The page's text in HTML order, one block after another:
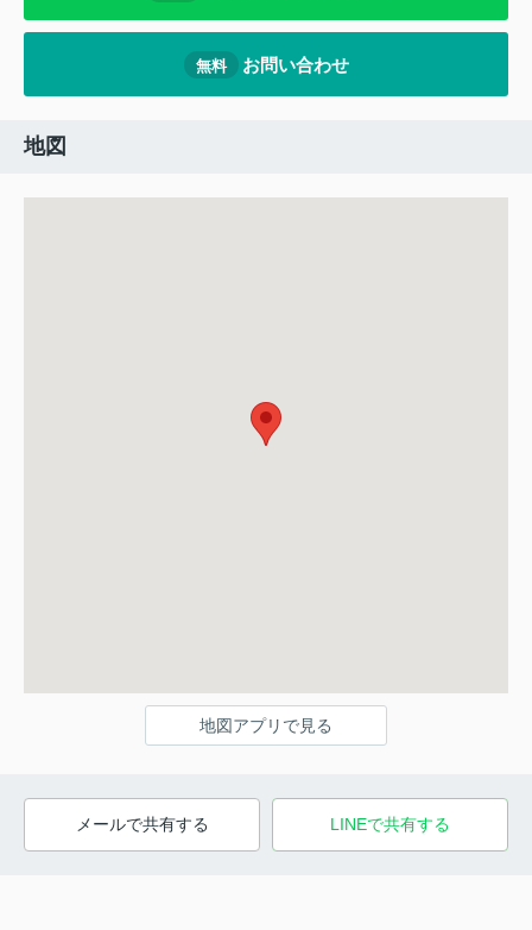
無料 お問い合わせ
地図
地図アプリで見る
メールで共有する LINEで共有する